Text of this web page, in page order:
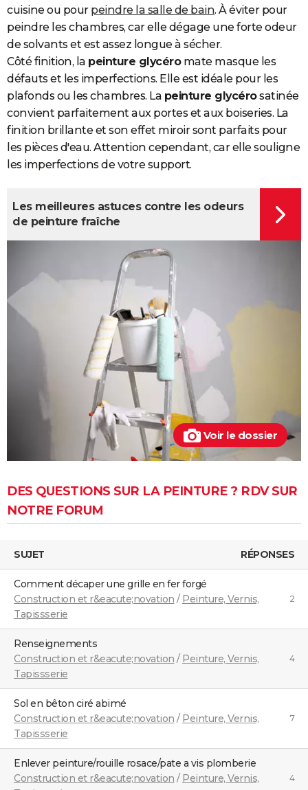
cuisine ou pour peindre la salle de bain. À éviter pour
peindre les chambres, car elle dégage une forte odeur
de solvants et est assez longue à sécher.
Côté finition, la peinture glycéromate masque les
défauts et les imperfections. Elle est idéale pour les
plafonds ou les chambres. La peinture glycérosatinée
convient parfaitement aux portes et aux boiseries. La
finition brillante et son effet miroir sont parfaits pour
les pièces d'eau. Attention cependant, car elle souligne
les imperfections de votre support.
Voir le dossier
Les meilleures astuces contre les odeurs
de peinture fraîche
DES QUESTIONS SUR LA PEINTURE ? RDV SUR
NOTRE FORUM
SUJET RÉPONSES
comment décaper une grille en fer forgé
Construction et r&eacute;novation / Peinture, Vernis,
Tapissserie
2
Renseignements
Construction et r&eacute;novation / Peinture, Vernis,
Tapissserie
4
Sol en bêton ciré abimé
Construction et r&eacute;novation / Peinture, Vernis,
Tapissserie
7
Enlever peinture/rouille rosace/pate a vis plomberie
Construction et r&eacute;novation / Peinture, Vernis,
4